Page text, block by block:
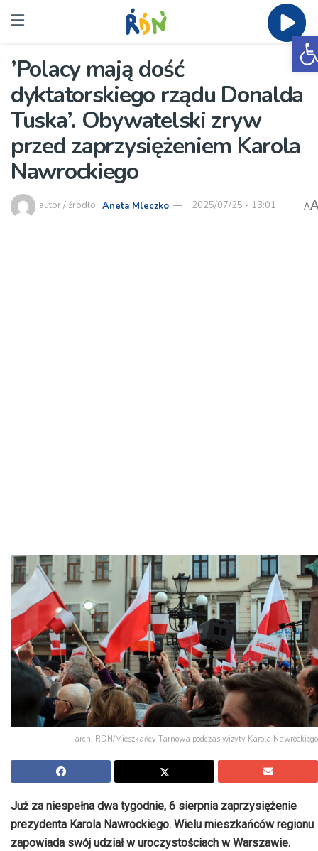
’Polacy mają dość
dyktatorskiego rządu Donalda
Tuska’. Obywatelski zryw
przed zaprzysiężeniem Karola
Nawrockiego
autor / źródło: Aneta Mleczko 2025/07/25 - 13:01 A
arch. RDN/Mieszkańcy Tarnowa podczas wizyty Karola Nawrockiego
Już za niespełna dwa tygodnie, 6 sierpnia zaprzysiężenie
prezydenta Karola Nawrockiego. Wielu mieszkańców regionu
zapowiada swój udział w uroczystościach w Warszawie.